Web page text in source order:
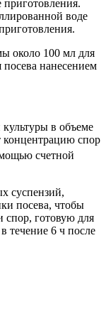
приготовления.
воде
около 100 мл для
нанесением
в объеме
концентрацию спор
счетной
суспензий,
посева, чтобы
спор, готовую для
течение 6 ч после